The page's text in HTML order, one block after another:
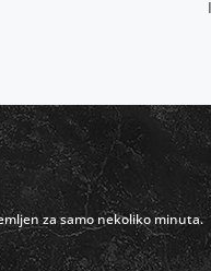
za samo nekoliko minuta.